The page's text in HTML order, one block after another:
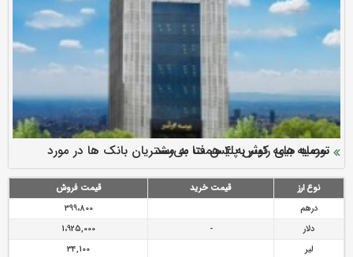
ارزش سهام عدالت بالا رفت
سرمایه بیمه کوثر به ۴ همت می‌رسد
نود ثانیه با فولاد سنگان
تقدیر دبیرکل سندیکای بیمه گران ایران از اقدامات مدیرعامل بیمه
رازی
توصیه های رئیس پلیس فتا به مشتریان بانک ها در مورد
پیشگیری از سرقت های مجازی
نوع ارز قیمت خرید
قیمت فروش
درهم
399،800
دلار
-
1،925,000
لیر
34,100